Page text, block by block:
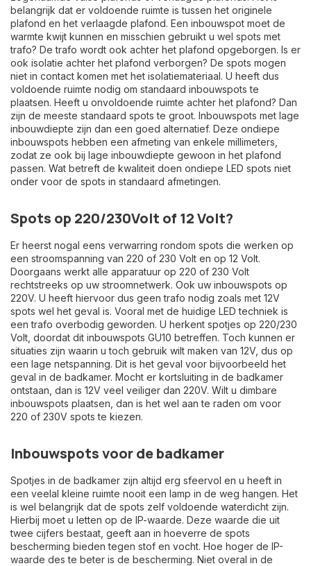
belangrijk dat er voldoende ruimte is tussen het originele
plafond en het verlaagde plafond. Een inbouwspot moet de
warmte kwijt kunnen en misschien gebruikt u wel spots met
trafo? De trafo wordt ook achter het plafond opgeborgen. Is er
ook isolatie achter het plafond verborgen? De spots mogen
niet in contact komen met het isolatiemateriaal. U heeft dus
voldoende ruimte nodig om standaard inbouwspots te
plaatsen. Heeft u onvoldoende ruimte achter het plafond? Dan
zijn de meeste standaard spots te groot. Inbouwspots met lage
inbouwdiepte zijn dan een goed alternatief. Deze ondiepe
inbouwspots hebben een afmeting van enkele millimeters,
zodat ze ook bij lage inbouwdiepte gewoon in het plafond
passen. Wat betreft de kwaliteit doen ondiepe LED spots niet
onder voor de spots in standaard afmetingen.
Spots op 220/230Volt of 12 Volt?
Er heerst nogal eens verwarring rondom spots die werken op
een stroomspanning van 220 of 230 Volt en op 12 Volt.
Doorgaans werkt alle apparatuur op 220 of 230 Volt
rechtstreeks op uw stroomnetwerk. Ook uw inbouwspots op
220V. U heeft hiervoor dus geen trafo nodig zoals met 12V
spots wel het geval is. Vooral met de huidige LED techniek is
een trafo overbodig geworden. U herkent spotjes op 220/230
Volt, doordat dit inbouwspots GU10 betreffen. Toch kunnen er
situaties zijn waarin u toch gebruik wilt maken van 12V, dus op
een lage netspanning. Dit is het geval voor bijvoorbeeld het
geval in de badkamer. Mocht er kortsluiting in de badkamer
ontstaan, dan is 12V veel veiliger dan 220V. Wilt u dimbare
inbouwspots plaatsen, dan is het wel aan te raden om voor
220 of 230V spots te kiezen.
Inbouwspots voor de badkamer
Spotjes in de badkamer zijn altijd erg sfeervol en u heeft in
een veelal kleine ruimte nooit een lamp in de weg hangen. Het
is wel belangrijk dat de spots zelf voldoende waterdicht zijn.
Hierbij moet u letten op de IP-waarde. Deze waarde die uit
twee cijfers bestaat, geeft aan in hoeverre de spots
bescherming bieden tegen stof en vocht. Hoe hoger de IP-
waarde des te beter is de bescherming. Niet overal in de